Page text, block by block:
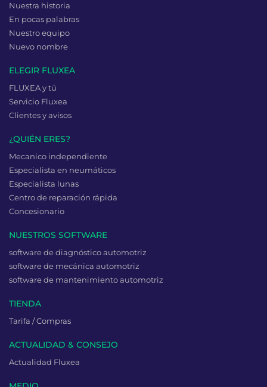
Nuestra historia
En pocas palabras
Nuestro equipo
Nuevo nombre
ELEGIR FLUXEA
FLUXEA y tú
Servicio Fluxea
Clientes y avisos
¿QUIÉN ERES?
Mecanico independiente
Especialista en neumáticos
Especialista lunas
Centro de reparación rápida
Concesionario
NUESTROS SOFTWARE
software de diagnóstico automotriz
software de mecánica automotriz
software de mantenimiento automotriz
TIENDA
Tarifa / Compras
ACTUALIDAD & CONSEJO
Actualidad Fluxea